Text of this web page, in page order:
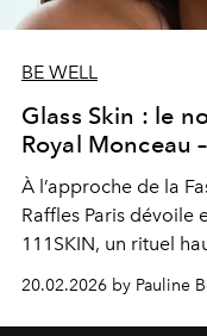
BE WELL
Glass Skin : le
Royal Monceau
À l’approche de la
Raffles Paris dévoile
111SKIN, un rituel
repulpé et
20.02.2026 by Pauline